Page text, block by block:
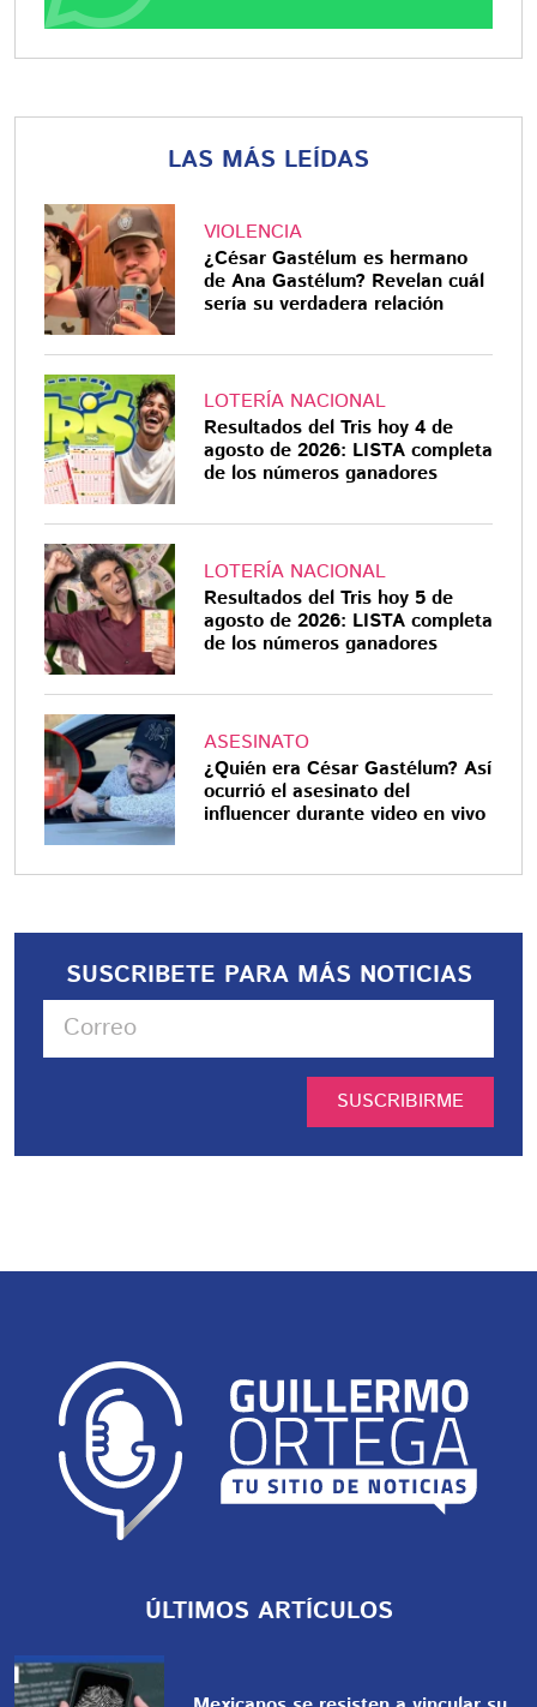
LAS MÁS LEÍDAS
VIOLENCIA
¿César Gastélum es hermano
de Ana Gastélum? Revelan cuál
sería su verdadera relación
LOTERÍA NACIONAL
Resultados del Tris hoy 4 de
agosto de 2026: LISTA completa
de los números ganadores
LOTERÍA NACIONAL
Resultados del Tris hoy 5 de
agosto de 2026: LISTA completa
de los números ganadores
ASESINATO
¿Quién era César Gastélum? Así
ocurrió el asesinato del
influencer durante video en vivo
SUSCRIBETE PARA MÁS NOTICIAS
SUSCRIBIRME
ÚLTIMOS ARTÍCULOS